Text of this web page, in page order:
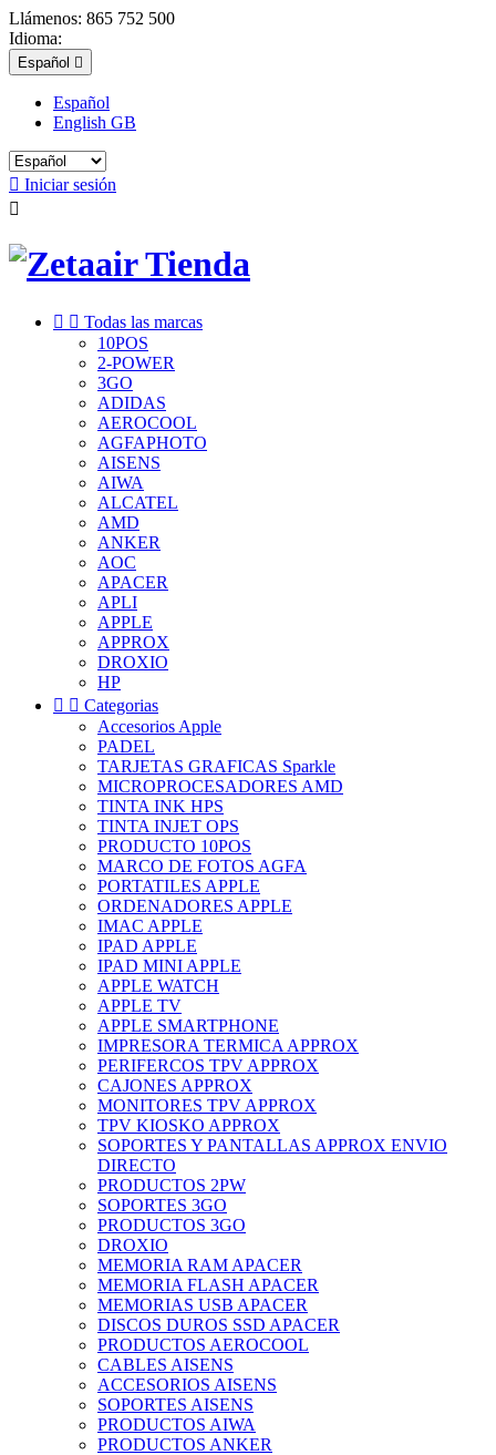
Llámenos: 865 752 500
Idioma:
Español 
Español
English GB
 Iniciar sesión

  Todas las marcas
10POS
2-POWER
3GO
ADIDAS
AEROCOOL
AGFAPHOTO
AISENS
AIWA
ALCATEL
AMD
ANKER
AOC
APACER
APLI
APPLE
APPROX
DROXIO
HP
  Categorias
Accesorios Apple
PADEL
TARJETAS GRAFICAS Sparkle
MICROPROCESADORES AMD
TINTA INK HPS
TINTA INJET OPS
PRODUCTO 10POS
MARCO DE FOTOS AGFA
PORTATILES APPLE
ORDENADORES APPLE
IMAC APPLE
IPAD APPLE
IPAD MINI APPLE
APPLE WATCH
APPLE TV
APPLE SMARTPHONE
IMPRESORA TERMICA APPROX
PERIFERCOS TPV APPROX
CAJONES APPROX
MONITORES TPV APPROX
TPV KIOSKO APPROX
SOPORTES Y PANTALLAS APPROX ENVIO
DIRECTO
PRODUCTOS 2PW
SOPORTES 3GO
PRODUCTOS 3GO
DROXIO
MEMORIA RAM APACER
MEMORIA FLASH APACER
MEMORIAS USB APACER
DISCOS DUROS SSD APACER
PRODUCTOS AEROCOOL
CABLES AISENS
ACCESORIOS AISENS
SOPORTES AISENS
PRODUCTOS AIWA
PRODUCTOS ANKER